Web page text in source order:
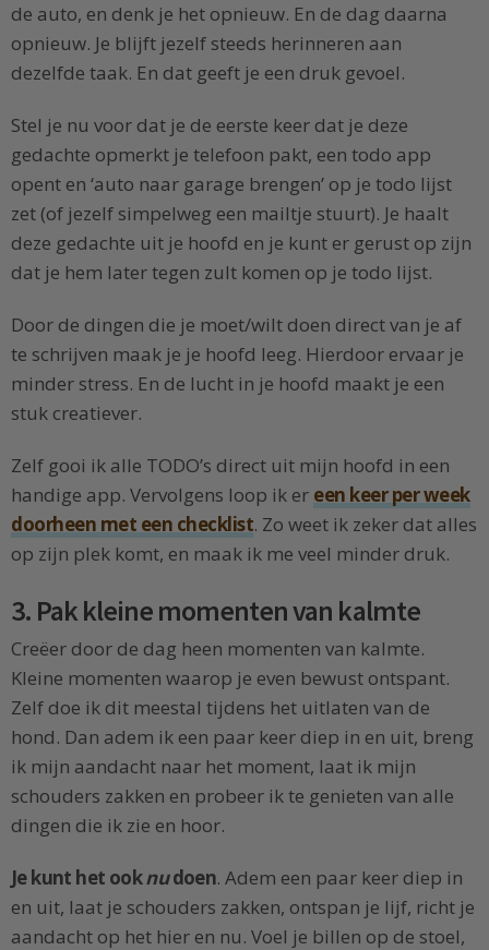
de auto, en denk je het opnieuw. En de dag daarna
opnieuw. Je blijft jezelf steeds herinneren aan
dezelfde taak. En dat geeft je een druk gevoel.
Stel je nu voor dat je de eerste keer dat je deze
gedachte opmerkt je telefoon pakt, een todo app
opent en ‘auto naar garage brengen’ op je todo lijst
zet (of jezelf simpelweg een mailtje stuurt). Je haalt
deze gedachte uit je hoofd en je kunt er gerust op zijn
dat je hem later tegen zult komen op je todo lijst.
Door de dingen die je moet/wilt doen direct van je af
te schrijven maak je je hoofd leeg. Hierdoor ervaar je
minder stress. En de lucht in je hoofd maakt je een
stuk creatiever.
Zelf gooi ik alle TODO’s direct uit mijn hoofd in een
handige app. Vervolgens loop ik er een keer per week
doorheen met een checklist. Zo weet ik zeker dat alles
op zijn plek komt, en maak ik me veel minder druk.
3. Pak kleine momenten van kalmte
Creëer door de dag heen momenten van kalmte.
Kleine momenten waarop je even bewust ontspant.
Zelf doe ik dit meestal tijdens het uitlaten van de
hond. Dan adem ik een paar keer diep in en uit, breng
ik mijn aandacht naar het moment, laat ik mijn
schouders zakken en probeer ik te genieten van alle
dingen die ik zie en hoor.
Je kunt het ooknudoen. Adem een paar keer diep in
en uit, laat je schouders zakken, ontspan je lijf, richt je
aandacht op het hier en nu. Voel je billen op de stoel,